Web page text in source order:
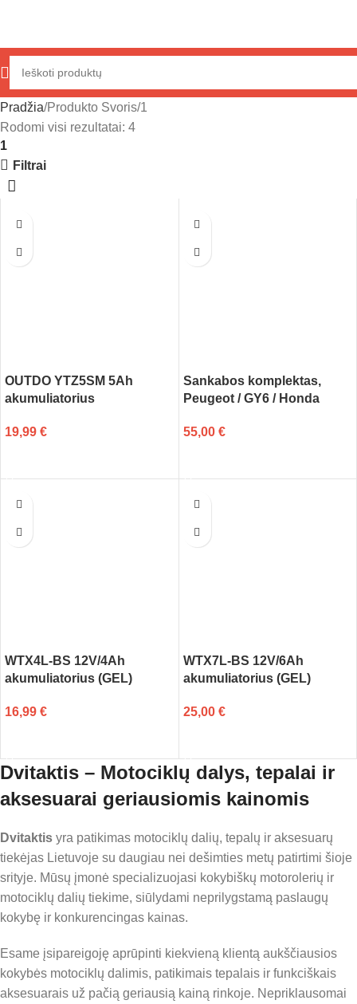
Pradžia Produkto Svoris 1
Rodomi visi rezultatai: 4
1
Filtrai
OUTDO YTZ5SM 5Ah
akumuliatorius
19,99 €
Sankabos komplektas,
Peugeot / GY6 / Honda
55,00 €
WTX4L-BS 12V/4Ah
akumuliatorius (GEL)
16,99 €
WTX7L-BS 12V/6Ah
akumuliatorius (GEL)
25,00 €
Dvitaktis – Motociklų dalys, tepalai ir
aksesuarai geriausiomis kainomis
Dvitaktis yra patikimas motociklų dalių, tepalų ir aksesuarų
tiekėjas Lietuvoje su daugiau nei dešimties metų patirtimi šioje
srityje. Mūsų įmonė specializuojasi kokybiškų motorolerių ir
motociklų dalių tiekime, siūlydami neprilygstamą paslaugų
kokybę ir konkurencingas kainas.
Esame įsipareigoję aprūpinti kiekvieną klientą aukščiausios
kokybės motociklų dalimis, patikimais tepalais ir funkciškais
aksesuarais už pačią geriausią kainą rinkoje. Nepriklausomai